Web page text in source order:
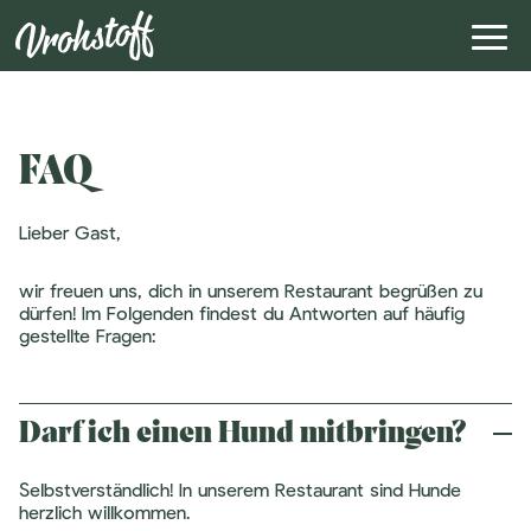
FAQ
Lieber Gast,
wir freuen uns, dich in unserem Restaurant begrüßen zu
dürfen! Im Folgenden findest du Antworten auf häufig
gestellte Fragen:
Darf ich einen Hund mitbringen?
Selbstverständlich! In unserem Restaurant sind Hunde
herzlich willkommen.